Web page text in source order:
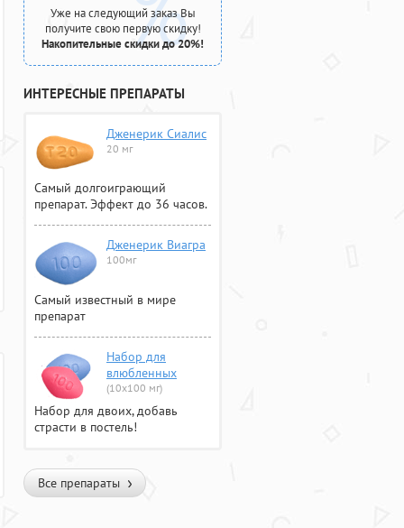
Уже на следующий заказ Вы
получите свою первую скидку!
Накопительные скидки до 20%!
ИНТЕРЕСНЫЕ ПРЕПАРАТЫ
Дженерик Сиалис
20 мг
Самый долгоиграющий
препарат. Эффект до 36 часов.
Дженерик Виагра
100мг
Самый известный в мире
препарат
Набор для
влюбленных
(10х100 мг)
Набор для двоих, добавь
страсти в постель!
Все препараты